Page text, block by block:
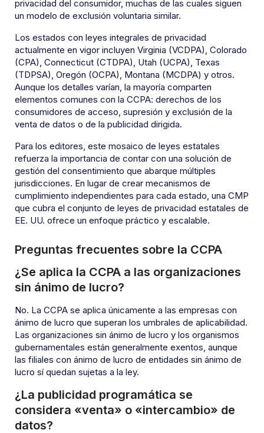
privacidad del consumidor, muchas de las cuales siguen
un modelo de exclusión voluntaria similar.
Los estados con leyes integrales de privacidad
actualmente en vigor incluyen Virginia (VCDPA), Colorado
(CPA), Connecticut (CTDPA), Utah (UCPA), Texas
(TDPSA), Oregón (OCPA), Montana (MCDPA) y otros.
Aunque los detalles varían, la mayoría comparten
elementos comunes con la CCPA: derechos de los
consumidores de acceso, supresión y exclusión de la
venta de datos o de la publicidad dirigida.
Para los editores, este mosaico de leyes estatales
refuerza la importancia de contar con una solución de
gestión del consentimiento que abarque múltiples
jurisdicciones. En lugar de crear mecanismos de
cumplimiento independientes para cada estado, una CMP
que cubra el conjunto de leyes de privacidad estatales de
EE. UU. ofrece un enfoque práctico y escalable.
Preguntas frecuentes sobre la CCPA
¿Se aplica la CCPA a las organizaciones
sin ánimo de lucro?
No. La CCPA se aplica únicamente a las empresas con
ánimo de lucro que superan los umbrales de aplicabilidad.
Las organizaciones sin ánimo de lucro y los organismos
gubernamentales están generalmente exentos, aunque
las filiales con ánimo de lucro de entidades sin ánimo de
lucro sí quedan sujetas a la ley.
¿La publicidad programática se
considera «venta» o «intercambio» de
datos?